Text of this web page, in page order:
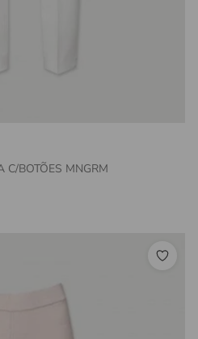
C/BOTÕES MNGRM